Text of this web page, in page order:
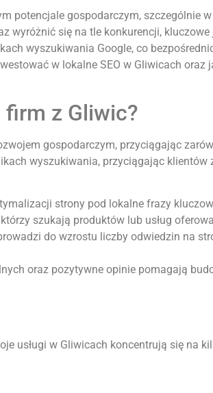
potencjale gospodarczym, szczególnie
wyróżnić się na tle konkurencji,
wyszukiwania Google, co
w lokalne SEO w Gliwicach oraz
firm z Gliwic?
gospodarczym, przyciągając
wyszukiwania, przyciągając klientów
strony pod lokalne frazy
szukają produktów lub usług
do wzrostu liczby odwiedzin na
oraz pozytywne opinie pomagają
usługi w Gliwicach koncentrują się na